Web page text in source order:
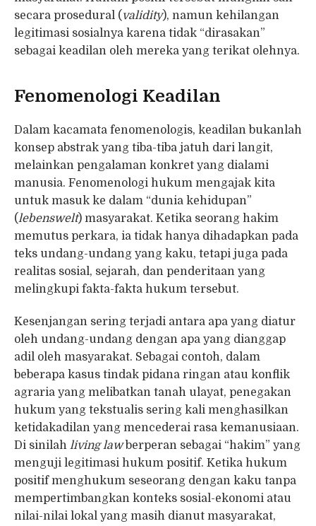
secara prosedural ( validity), namun kehilangan
legitimasi sosialnya karena tidak “dirasakan”
sebagai keadilan oleh mereka yang terikat olehnya.
Fenomenologi Keadilan
Dalam kacamata fenomenologis, keadilan bukanlah
konsep abstrak yang tiba-tiba jatuh dari langit,
melainkan pengalaman konkret yang dialami
manusia. Fenomenologi hukum mengajak kita
untuk masuk ke dalam “dunia kehidupan”
(lebenswelt) masyarakat. Ketika seorang hakim
memutus perkara, ia tidak hanya dihadapkan pada
teks undang-undang yang kaku, tetapi juga pada
realitas sosial, sejarah, dan penderitaan yang
melingkupi fakta-fakta hukum tersebut.
Kesenjangan sering terjadi antara apa yang diatur
oleh undang-undang dengan apa yang dianggap
adil oleh masyarakat. Sebagai contoh, dalam
beberapa kasus tindak pidana ringan atau konflik
agraria yang melibatkan tanah ulayat, penegakan
hukum yang tekstualis sering kali menghasilkan
ketidakadilan yang mencederai rasa kemanusiaan.
Di sinilah living lawberperan sebagai “hakim” yang
menguji legitimasi hukum positif. Ketika hukum
positif menghukum seseorang dengan kaku tanpa
mempertimbangkan konteks sosial-ekonomi atau
nilai-nilai lokal yang masih dianut masyarakat,